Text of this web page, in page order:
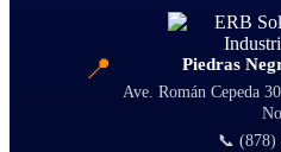
📍 Piedras
Ave. Román Cepeda
📞 (878)